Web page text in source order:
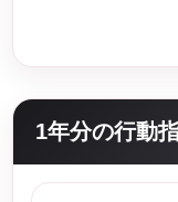
1年分の行動